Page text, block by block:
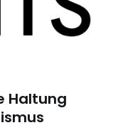
Haltung